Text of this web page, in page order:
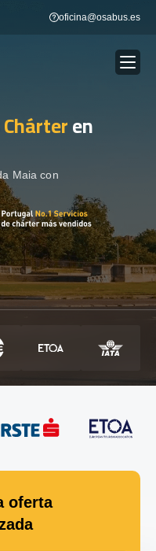
oficina@osabus.es
Show dropdown
Show dropdown
en
Maia con
oferta